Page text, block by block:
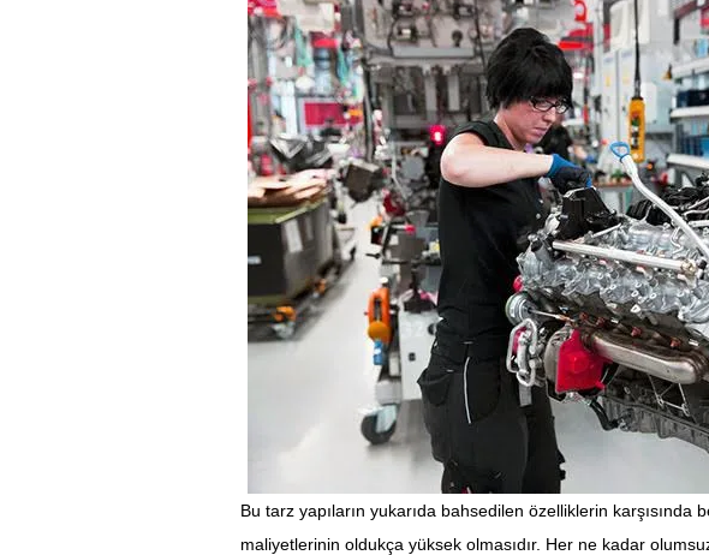
Bu tarz yapıların yukarıda bahsedilen özelliklerin karşısında
maliyetlerinin oldukça yüksek olmasıdır. Her ne kadar